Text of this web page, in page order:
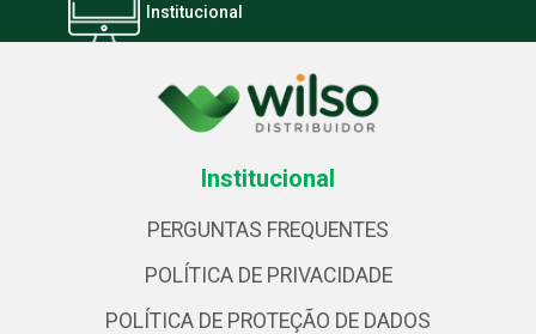
Institucional
Institucional
PERGUNTAS FREQUENTES
POLÍTICA DE PRIVACIDADE
POLÍTICA DE PROTEÇÃO DE DADOS